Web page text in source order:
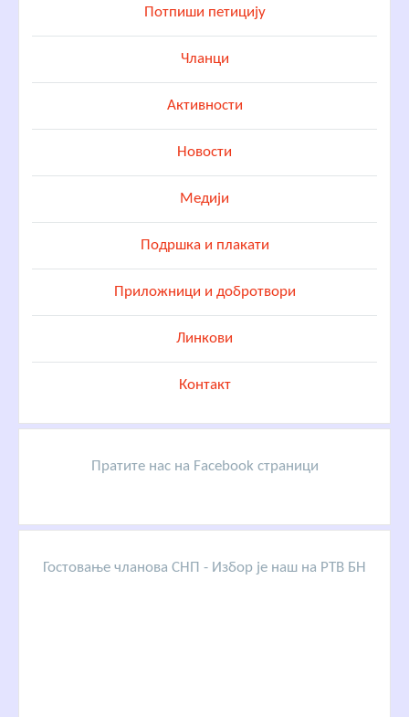
Потпиши петицију
Чланци
Активности
Новости
Медији
Подршка и плакати
Приложници и добротвори
Линкови
Контакт
Пратите нас на Facebook страници
Гостовање чланова СНП - Избор је наш на РТВ БН